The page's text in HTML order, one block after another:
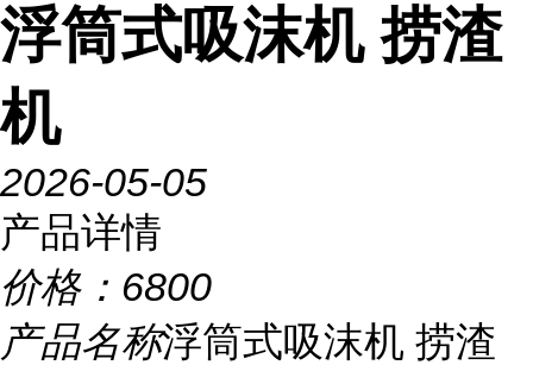
浮筒式吸沫机 捞渣
机
2026-05-05
产品详情
价格： 6800
产品名称浮筒式吸沫机 捞渣